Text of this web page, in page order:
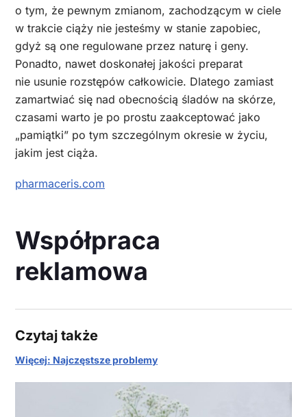
o tym, że pewnym zmianom, zachodzącym w ciele
w trakcie ciąży nie jesteśmy w stanie zapobiec,
gdyż są one regulowane przez naturę i geny.
Ponadto, nawet doskonałej jakości preparat
nie usunie rozstępów całkowicie. Dlatego zamiast
zamartwiać się nad obecnością śladów na skórze,
czasami warto je po prostu zaakceptować jako
„pamiątki” po tym szczególnym okresie w życiu,
jakim jest ciąża.
pharmaceris.com
Współpraca
reklamowa
Czytaj także
Więcej: Najczęstsze problemy